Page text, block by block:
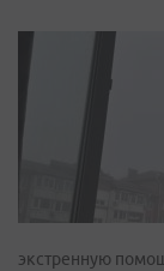
экстренную